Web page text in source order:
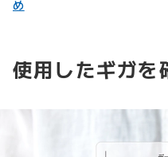
め
使用したギガを